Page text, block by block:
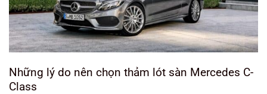
Những lý do nên chọn thảm lót sàn Mercedes C-
Class